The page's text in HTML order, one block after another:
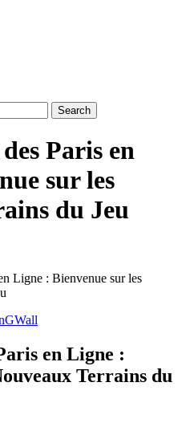
Paris en
sur les
du Jeu
Ligne : Bienvenue sur les
en Ligne :
Terrains du